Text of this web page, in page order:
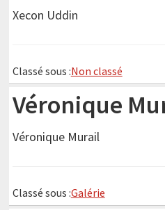
Xecon Uddin
Classé sous :Non classé
Véronique
Véronique Murail
Classé sous :Galérie